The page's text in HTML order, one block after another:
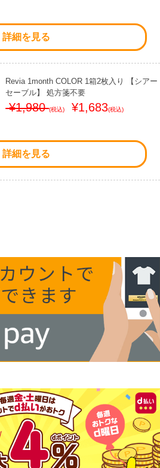
詳細を見る
Revia 1month COLOR 1箱2枚入り 【シアー
セーブル】 処方箋不要
¥1,980(税込) ¥1,683(税込)
詳細を見る